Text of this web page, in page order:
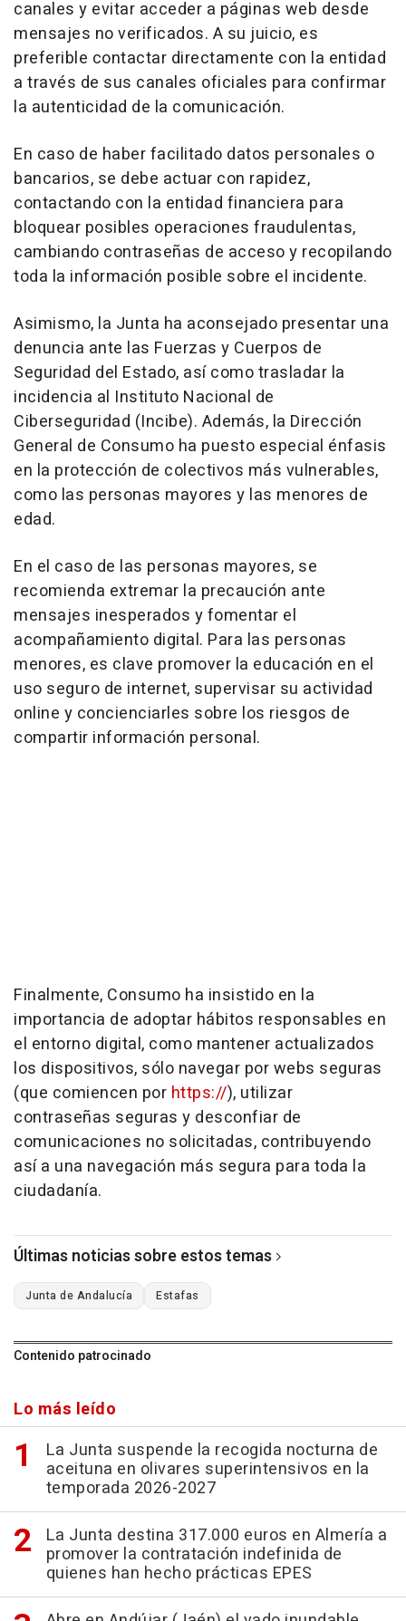
canales y evitar acceder a páginas web desde
mensajes no verificados. A su juicio, es
preferible contactar directamente con la entidad
a través de sus canales oficiales para confirmar
la autenticidad de la comunicación.
En caso de haber facilitado datos personales o
bancarios, se debe actuar con rapidez,
contactando con la entidad financiera para
bloquear posibles operaciones fraudulentas,
cambiando contraseñas de acceso y recopilando
toda la información posible sobre el incidente.
Asimismo, la Junta ha aconsejado presentar una
denuncia ante las Fuerzas y Cuerpos de
Seguridad del Estado, así como trasladar la
incidencia al Instituto Nacional de
Ciberseguridad (Incibe). Además, la Dirección
General de Consumo ha puesto especial énfasis
en la protección de colectivos más vulnerables,
como las personas mayores y las menores de
edad.
En el caso de las personas mayores, se
recomienda extremar la precaución ante
mensajes inesperados y fomentar el
acompañamiento digital. Para las personas
menores, es clave promover la educación en el
uso seguro de internet, supervisar su actividad
online y concienciarles sobre los riesgos de
compartir información personal.
Finalmente, Consumo ha insistido en la
importancia de adoptar hábitos responsables en
el entorno digital, como mantener actualizados
los dispositivos, sólo navegar por webs seguras
(que comiencen por https://), utilizar
contraseñas seguras y desconfiar de
comunicaciones no solicitadas, contribuyendo
así a una navegación más segura para toda la
ciudadanía.
Últimas noticias sobre estos temas
Junta de Andalucía Estafas
Contenido patrocinado
Lo más leído
La Junta suspende la recogida nocturna de
aceituna en olivares superintensivos en la
temporada 2026-2027
La Junta destina 317.000 euros en Almería a
promover la contratación indefinida de
quienes han hecho prácticas EPES